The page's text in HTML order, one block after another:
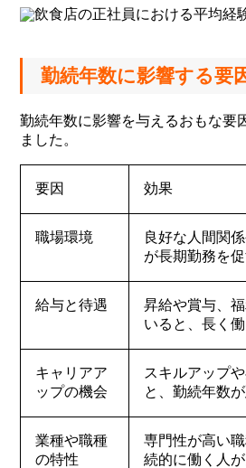
勤続年数に影響する要
勤続年数に影響を与えるおもな要
ました。
要因 効果
職場環境
良好な人間関
が長期勤務を
給与と待遇
昇給や賞与、
いると、長く
キャリアア
ップの機会
スキルアップ
と、勤続年数
業種や職種
の特性
専門性が高い
続的に働く人